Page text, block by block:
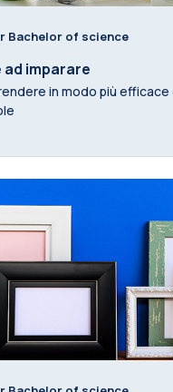
Bachelor of science
ad imparare
in modo più efficace